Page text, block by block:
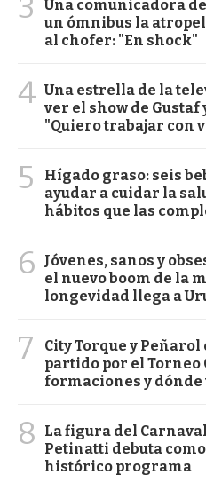
3
Una comunicadora
un ómnibus la
al chofer: "En shock"
4 Una estrella de la
ver el show de
"Quiero trabajar con
5
Hígado graso: seis
ayudar a cuidar la
hábitos que las
6
Jóvenes, sanos y
el nuevo boom de la
longevidad llega a
7
City Torque y
partido por el Torneo
formaciones y dónde
8
La figura del
Petinatti debuta
histórico programa